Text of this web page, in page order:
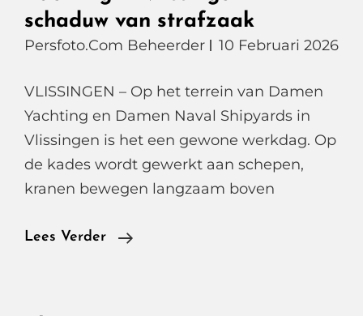
schaduw van strafzaak
Persfoto.com Beheerder 10 Februari 2026
VLISSINGEN – Op het terrein van Damen
Yachting en Damen Naval Shipyards in
Vlissingen is het een gewone werkdag. Op
de kades wordt gewerkt aan schepen,
kranen bewegen langzaam boven
Lees Verder
Fotoreportage